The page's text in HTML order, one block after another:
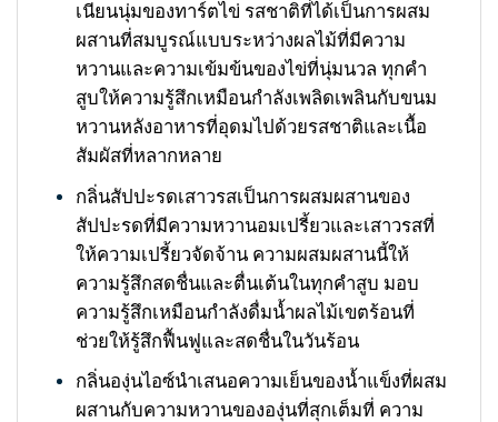
เนียนนุ่มของทาร์ตไข่ รสชาติที่ได้เป็นการผสม
ผสานที่สมบูรณ์แบบระหว่างผลไม้ที่มีความ
หวานและความเข้มข้นของไข่ที่นุ่มนวล ทุกคำ
สูบให้ความรู้สึกเหมือนกำลังเพลิดเพลินกับขนม
หวานหลังอาหารที่อุดมไปด้วยรสชาติและเนื้อ
สัมผัสที่หลากหลาย
กลิ่นสัปปะรดเสาวรสเป็นการผสมผสานของ
สัปปะรดที่มีความหวานอมเปรี้ยวและเสาวรสที่
ให้ความเปรี้ยวจัดจ้าน ความผสมผสานนี้ให้
ความรู้สึกสดชื่นและตื่นเต้นในทุกคำสูบ มอบ
ความรู้สึกเหมือนกำลังดื่มน้ำผลไม้เขตร้อนที่
ช่วยให้รู้สึกฟื้นฟูและสดชื่นในวันร้อน
กลิ่นองุ่นไอซ์นำเสนอความเย็นของน้ำแข็งที่ผสม
ผสานกับความหวานขององุ่นที่สุกเต็มที่ ความ